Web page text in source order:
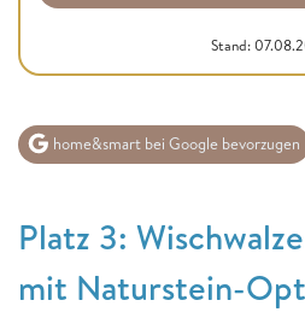
Stand:
home&smart bei Google bevorzugen
Platz 3:
mit Naturstein-